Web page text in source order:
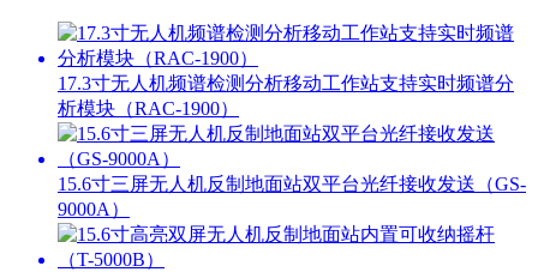
17.3寸无人机频谱检测分析移动工作站支持实时频谱分
析模块（RAC-1900）
15.6寸三屏无人机反制地面站双平台光纤接收发送（GS-
9000A）